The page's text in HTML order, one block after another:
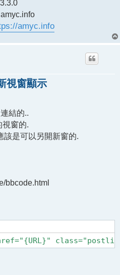
amyc.info
視窗顯示
結的..
窗的.
是可以另開新窗的.
bbcode.html